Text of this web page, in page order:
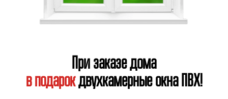
При заказе дома
в подарокдвухкамерные окна ПВХ!